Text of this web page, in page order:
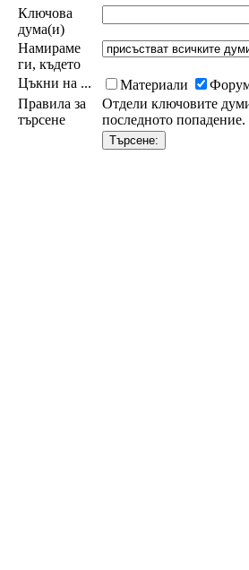
Ключова
дума(и)
Намираме
ги, където
Цъкни на ...
Материали
Правила за
търсене
Отдели ключовите
последното